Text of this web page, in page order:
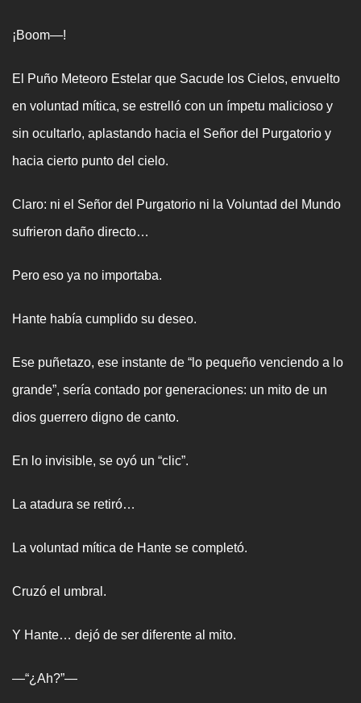
¡Boom—!
El Puño Meteoro Estelar que Sacude los Cielos, envuelto
en voluntad mítica, se estrelló con un ímpetu malicioso y
sin ocultarlo, aplastando hacia el Señor del Purgatorio y
hacia cierto punto del cielo.
Claro: ni el Señor del Purgatorio ni la Voluntad del Mundo
sufrieron daño directo…
Pero eso ya no importaba.
Hante había cumplido su deseo.
Ese puñetazo, ese instante de “lo pequeño venciendo a lo
grande”, sería contado por generaciones: un mito de un
dios guerrero digno de canto.
En lo invisible, se oyó un “clic”.
La atadura se retiró…
La voluntad mítica de Hante se completó.
Cruzó el umbral.
Y Hante… dejó de ser diferente al mito.
—“¿Ah?”—